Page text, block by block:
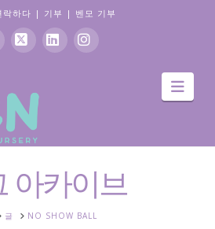
락하다 | 기부 | 벤모 기부
스
항
해
아카이브
글 NO SHOW BALL